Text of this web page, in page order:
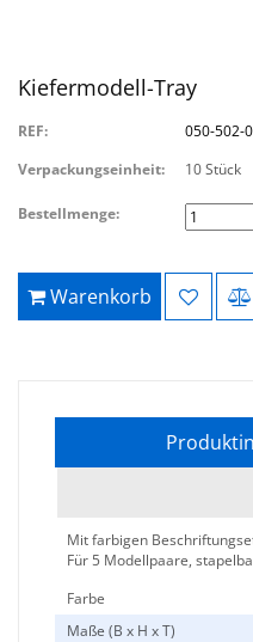
Kiefermodell-Tray
REF:
050-502-
Verpackungseinheit:
10 Stück
Bestellmenge:
Warenkorb
Mit farbigen
Für 5 Modellpaare,
Farbe
Maße (B x H x T)